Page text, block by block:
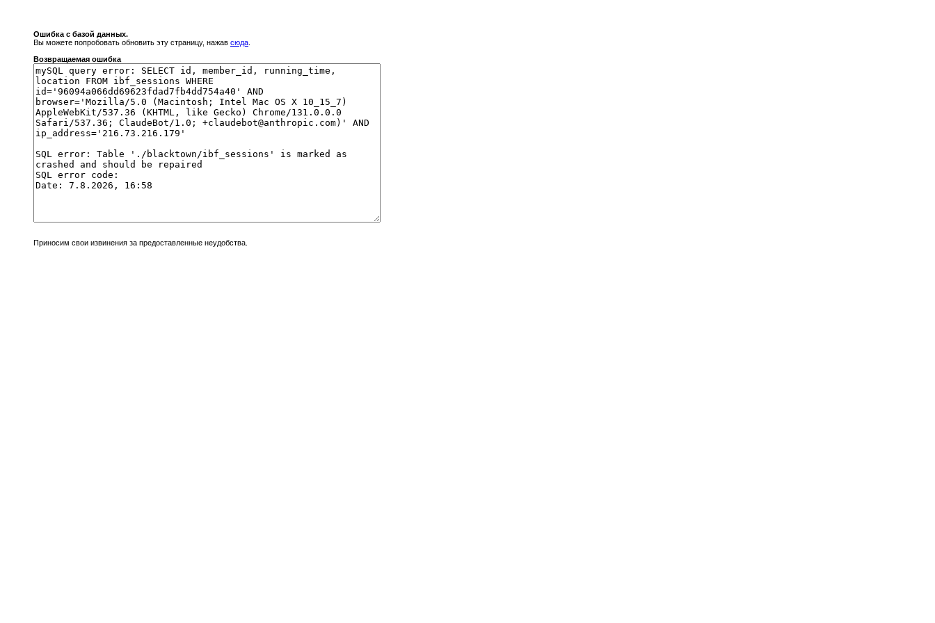
Ошибка с базой данных.
Вы можете попробовать обновить эту страницу, нажав сюда
Возвращаемая ошибка
Приносим свои извинения за предоставленные неудобства.